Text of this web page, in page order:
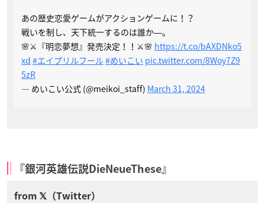
あの歴史恋愛ゲームがアクションゲームに！？
戦いを制し、天下統一するのは誰か―。
🌸⚔『明恋夢想』発売決定！！⚔🌸 https://t.co/bAXDNko5
xd #エイプリルフール#めいこい pic.twitter.com/8Woy7Z9
5zR
— めいこい公式 (@meikoi_staff) March 31, 2024
『銀河英雄伝説DieNeueThese』